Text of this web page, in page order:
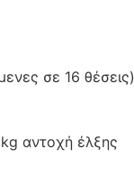
σε 16 θέσεις)
αντοχή έλξης